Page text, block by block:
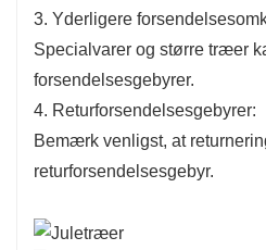
3. Yderligere
Specialvarer og større træer
forsendelsesgebyrer.
4. Returforsendelsesgebyrer:
Bemærk venligst, at
returforsendelsesgebyr.